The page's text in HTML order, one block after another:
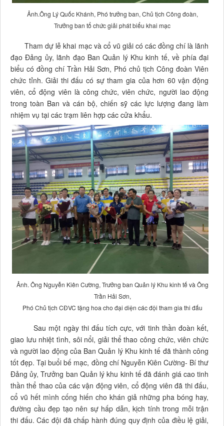
Ảnh.Ông Lý Quốc Khánh, Phó trưởng ban, Chủ tịch Công đoàn,
Trưởng ban tổ chức giải phát biểu khai mạc
Tham dự lễ khai mạc và cổ vũ giải có các đồng chí là lãnh
đạo Đảng ủy, lãnh đạo Ban Quản lý Khu kinh tế, về phía đại
biểu có đồng chí Trần Hải Sơn, Phó chủ tịch Công đoàn Viên
chức tỉnh. Giải thi đấu có sự tham gia của hơn 60 vận động
viên, cổ động viên là công chức, viên chức, người lao động
trong toàn Ban và cán bộ, chiến sỹ các lực lượng đang làm
nhiệm vụ tại các trạm liên hợp các cửa khẩu.
Ảnh. Ông Nguyễn Kiên Cường, Trưởng ban Quản lý Khu kinh tế và Ông
Trần Hải Sơn,
Phó Chủ tịch CĐVC tặng hoa cho đại diện các đội tham gia thi đấu
Sau một ngày thi đấu tích cực, với tinh thần đoàn kết,
giao lưu nhiệt tình, sôi nổi, giải thể thao công chức, viên chức
và người lao động của Ban Quản lý Khu kinh tế đã thành công
tốt đẹp. Tại buổi bế mạc, đồng chí Nguyễn Kiên Cường- Bí thư
Đảng ủy, Trưởng ban Quản lý khu kinh tế đã đánh giá cao tinh
thần thể thao của các vận động viên, cổ động viên đã thi đấu,
cổ vũ hết mình cống hiến cho khán giả những pha bóng hay,
đường cầu đẹp tạo nên sự hấp dẫn, kịch tính trong mỗi trận
thi đấu. Các đội đã chấp hành đúng quy định của điều lệ giải,